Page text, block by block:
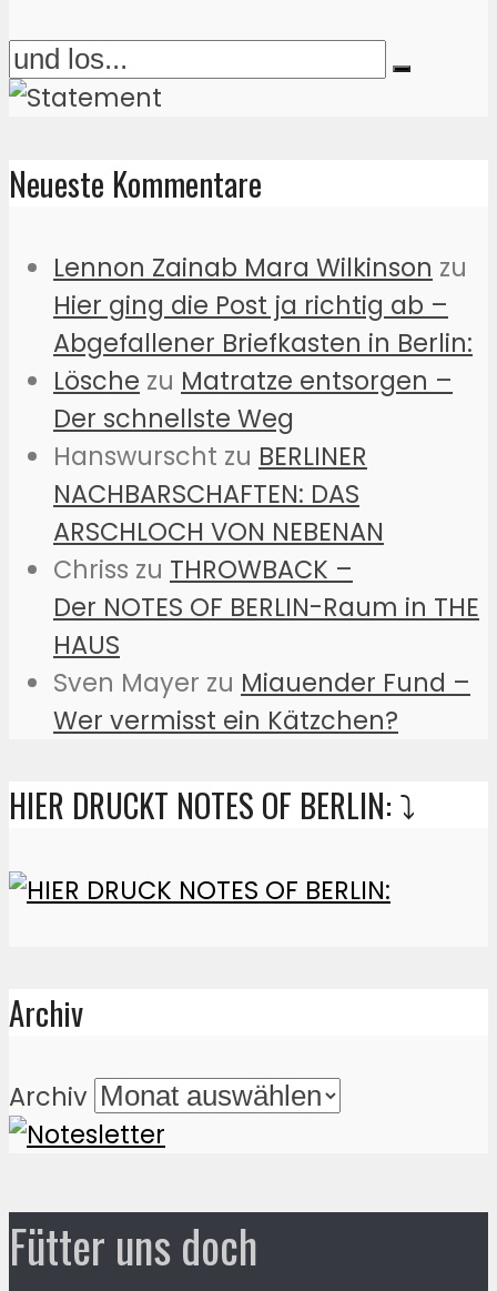
Neueste Kommentare
Lennon Zainab Mara Wilkinson zu
Hier ging die Post ja richtig ab –
Abgefallener Briefkasten in Berlin:
Lösche zu Matratze entsorgen –
Der schnellste Weg
Hanswurscht zu BERLINER
NACHBARSCHAFTEN: DAS
ARSCHLOCH VON NEBENAN
Chriss zu THROWBACK –
Der NOTES OF BERLIN-Raum in THE
HAUS
Sven Mayer zu Miauender Fund –
Wer vermisst ein Kätzchen?
HIER DRUCKT NOTES OF BERLIN: ⤵️
Archiv
Archiv
Fütter uns doch